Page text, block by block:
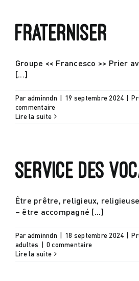
Fraterniser
Groupe << Francesco >> Prier
[...]
Paradminndn | 19 septembre 2024 |
commentaire
Lire la suite
Service des
Être prêtre, religieux,
– être accompagné [...]
Paradminndn | 18 septembre 2024 |
adultes | 0 commentaire
Lire la suite